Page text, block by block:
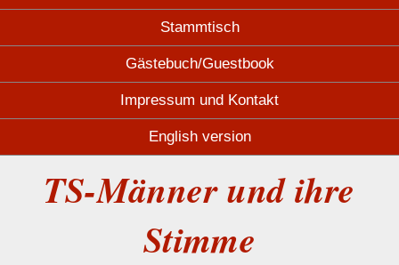
Stammtisch
Gästebuch/Guestbook
Impressum und Kontakt
English version
TS-Männer und ihre
Stimme